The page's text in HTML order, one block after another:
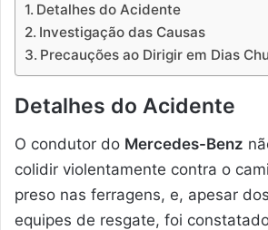
Detalhes do Acidente
Investigação das Causas
Precauções ao Dirigir em Dias
Detalhes do Acidente
O condutor do Mercedes-Benz
colidir violentamente contra o
preso nas ferragens, e, apesar
equipes de resgate, foi